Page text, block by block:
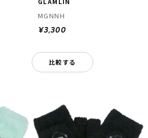
MGNNH
¥3,300
比較する